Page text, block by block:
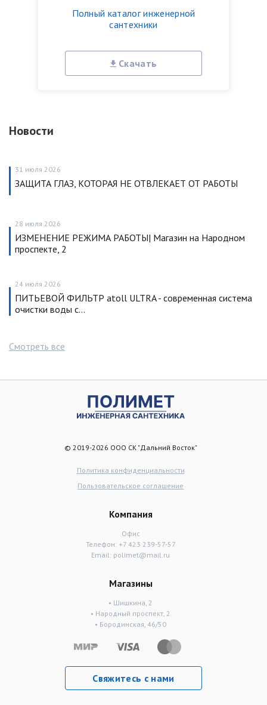
Полный каталог инженерной
сантехники
Скачать
Новости
31 июля 2026
ЗАЩИТА ГЛАЗ, КОТОРАЯ НЕ ОТВЛЕКАЕТ ОТ РАБОТЫ
28 июля 2026
ИЗМЕНЕНИЕ РЕЖИМА РАБОТЫ| Магазин на Народном
проспекте, 2
24 июля 2026
ПИТЬЕВОЙ ФИЛЬТР atoll ULTRA - современная система
очистки воды с…
Смотреть все
© 2019-2026 ООО СК "Дальний Восток"
Политика конфиденциальности
Пользовательское соглашение
Компания
Офис
Телефон: +7 423 239-57-57
Email: polimet@mail.ru
Магазины
• Шишкина, 2
• Народный проспект, 2
• Бородинская, 46/50
Свяжитесь с нами